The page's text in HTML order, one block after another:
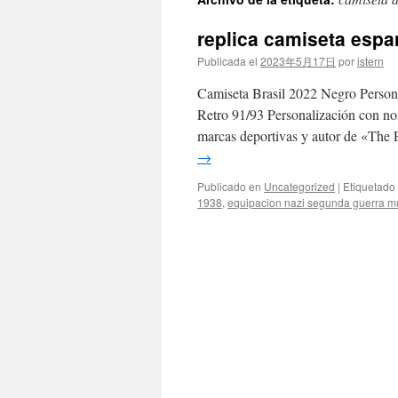
contenido
replica camiseta
Publicada el 2023年5月17日 poristern
Camiseta Brasil 2022 Negro
Retro 91/93 Personalización con
marcas deportivas y autor de
→
Publicado en Uncategorized | Etiquetado
1938, equipacion nazi segunda guerra